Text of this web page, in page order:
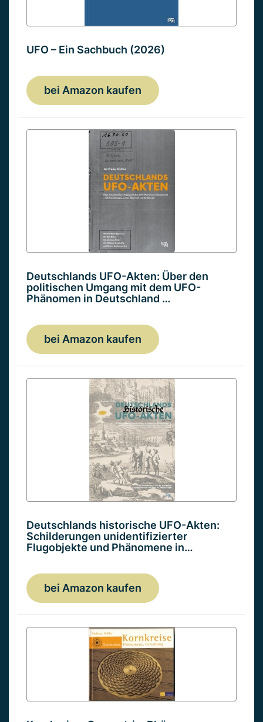
UFO – Ein Sachbuch (2026)
bei Amazon kaufen
Deutschlands UFO-Akten: Über den
politischen Umgang mit dem UFO-
Phänomen in Deutschland …
bei Amazon kaufen
Deutschlands historische UFO-Akten:
Schilderungen unidentifizierter
Flugobjekte und Phänomene in…
bei Amazon kaufen